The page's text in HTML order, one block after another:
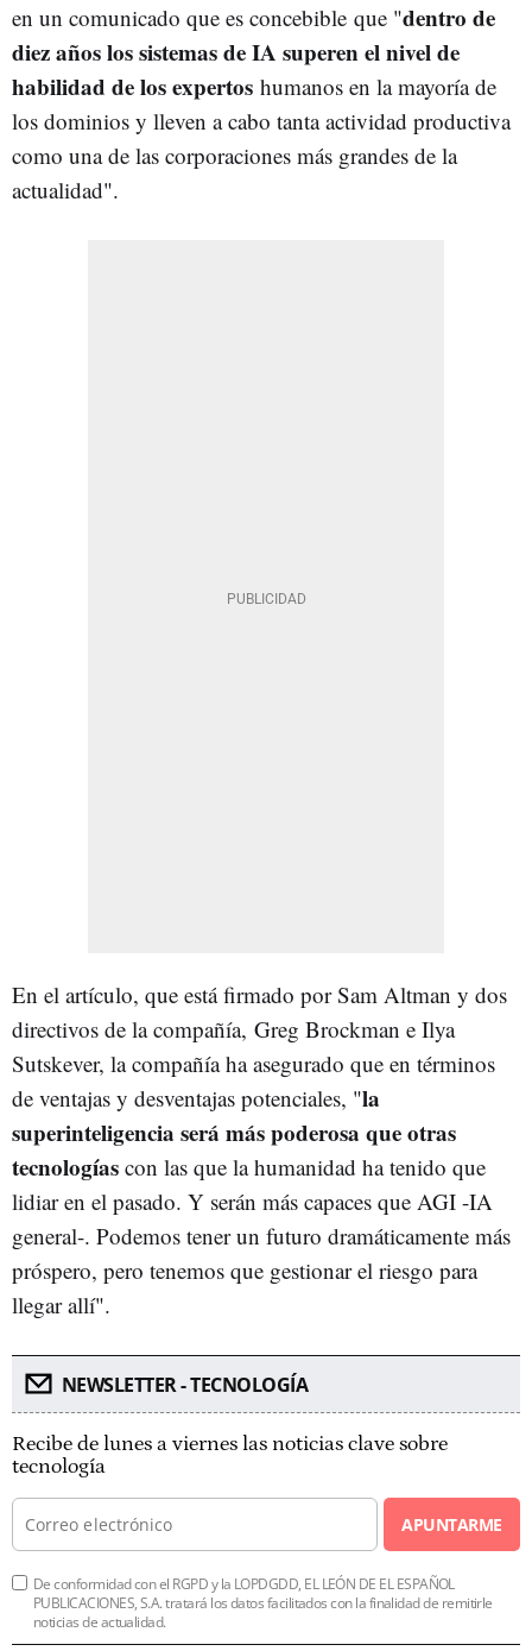
en un comunicado que es concebible que "dentro de
diez años los sistemas de IA superen el nivel de
habilidad de los expertos humanos en la mayoría de
los dominios y lleven a cabo tanta actividad productiva
como una de las corporaciones más grandes de la
actualidad".
En el artículo, que está firmado por Sam Altman y dos
directivos de la compañía, Greg Brockman e Ilya
Sutskever, la compañía ha asegurado que en términos
de ventajas y desventajas potenciales, "la
superinteligencia será más poderosa que otras
tecnologías con las que la humanidad ha tenido que
lidiar en el pasado. Y serán más capaces que AGI -IA
general-. Podemos tener un futuro dramáticamente más
próspero, pero tenemos que gestionar el riesgo para
llegar allí".
NEWSLETTER - TECNOLOGÍA
Recibe de lunes a viernes las noticias clave sobre
tecnología
APUNTARME
De conformidad con el RGPD y la LOPDGDD, EL LEÓN DE EL ESPAÑOL
PUBLICACIONES, S.A. tratará los datos facilitados con la finalidad de remitirle
noticias de actualidad.